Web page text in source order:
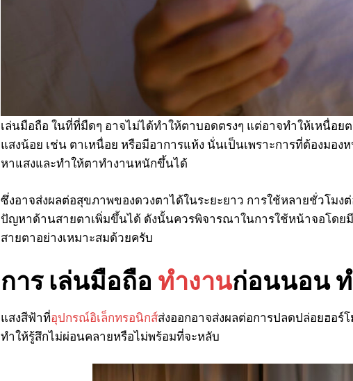
I WANT IN
I've read and accept the Privacy Policy
เล่นมือถือ ในที่ที่มืดๆ อาจไม่ได้ทำให้ตาบอดตรงๆ แต่อาจทำให้เหนื่อ
แสงน้อย เช่น ตาเหนื่อย หรือมีอาการแห้ง นั่นเป็นเพราะการที่ต้องมอ
หาแสงและทำให้ตาทำงานหนักขึ้นได้
ซึ่งอาจส่งผลต่อสุขภาพของดวงตาได้ในระยะยาว การใช้หลายชั่วโม
ปัญหาด้านสายตาเพิ่มขึ้นได้ ดังนั้นควรพิจารณาในการใช้หน้าจอโดย
สายตาอย่างเหมาะสมด้วยครับ
การ เล่นมือถือ ทำงานก่อนนอน
แสงสีฟ้าที่อุปกรณ์อิเล็กทรอนิกส์ส่งออกอาจส่งผลต่อการปลดปล่อยฮอ
ทำให้รู้สึกไม่ผ่อนคลายหรือไม่พร้อมที่จะหลับ